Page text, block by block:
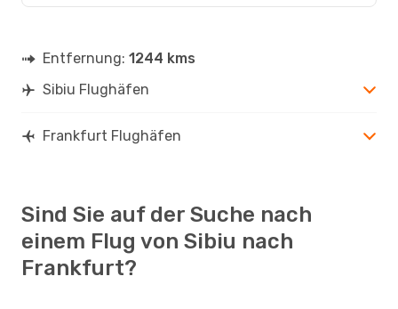
Entfernung: 1244 kms
Sibiu Flughäfen
Frankfurt Flughäfen
Sind Sie auf der Suche nach
einem Flug von Sibiu nach
Frankfurt?